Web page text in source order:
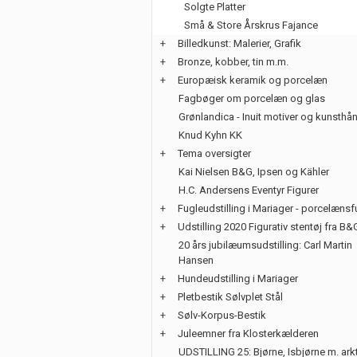
Solgte Platter
Små & Store Årskrus Fajance
+
Billedkunst: Malerier, Grafik
+
Bronze, kobber, tin m.m.
+
Europæisk keramik og porcelæn
Fagbøger om porcelæn og glas
Grønlandica - Inuit motiver og
Knud Kyhn KK
+
Tema oversigter
Kai Nielsen B&G, Ipsen og Kähler
H.C. Andersens Eventyr Figurer
+
Fugleudstilling i Mariager -
+
Udstilling 2020 Figurativ stentøj fra
20 års jubilæumsudstilling: Carl Martin
Hansen
+
Hundeudstilling i Mariager
+
Pletbestik Sølvplet Stål
+
Sølv-Korpus-Bestik
+
Juleemner fra Klosterkælderen
UDSTILLING 25: Bjørne, Isbjørne m.